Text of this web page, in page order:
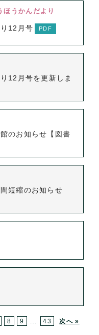
ほうかんだより
12月号
12月号を更新しま
のお知らせ【図書
短縮のお知らせ
8 9 43 次へ »